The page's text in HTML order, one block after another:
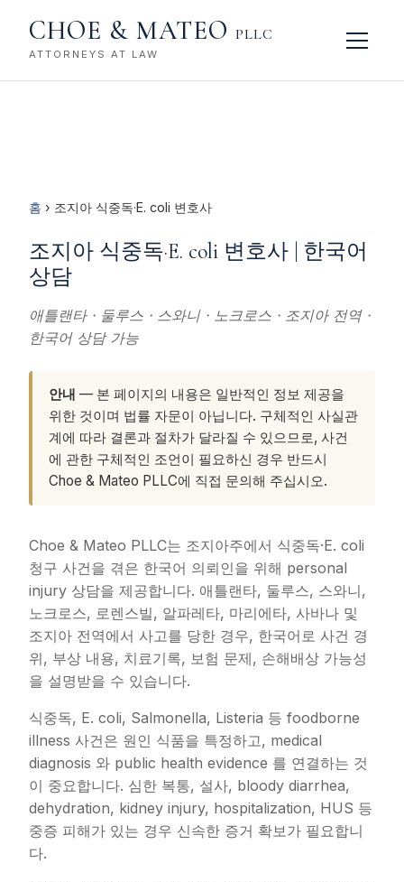
CHOE & MATEO PLLC
ATTORNEYS AT LAW
홈 › 조지아 식중독·E. coli 변호사
조지아 식중독·E. coli 변호사 | 한국어
상담
애틀랜타 · 둘루스 · 스와니 · 노크로스 · 조지아 전역 ·
한국어 상담 가능
안내 — 본 페이지의 내용은 일반적인 정보 제공을
위한 것이며 법률 자문이 아닙니다. 구체적인 사실관
계에 따라 결론과 절차가 달라질 수 있으므로, 사건
에 관한 구체적인 조언이 필요하신 경우 반드시
Choe & Mateo PLLC에 직접 문의해 주십시오.
Choe & Mateo PLLC는 조지아주에서 식중독·E. coli
청구 사건을 겪은 한국어 의뢰인을 위해 personal
injury 상담을 제공합니다. 애틀랜타, 둘루스, 스와니,
노크로스, 로렌스빌, 알파레타, 마리에타, 사바나 및
조지아 전역에서 사고를 당한 경우, 한국어로 사건 경
위, 부상 내용, 치료기록, 보험 문제, 손해배상 가능성
을 설명받을 수 있습니다.
식중독, E. coli, Salmonella, Listeria 등 foodborne
illness 사건은 원인 식품을 특정하고, medical
diagnosis 와 public health evidence 를 연결하는 것
이 중요합니다. 심한 복통, 설사, bloody diarrhea,
dehydration, kidney injury, hospitalization, HUS 등
중증 피해가 있는 경우 신속한 증거 확보가 필요합니
다.